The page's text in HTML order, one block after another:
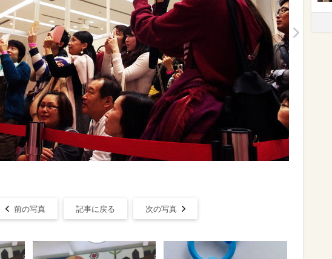
前の写真 記事に戻る 次の写真